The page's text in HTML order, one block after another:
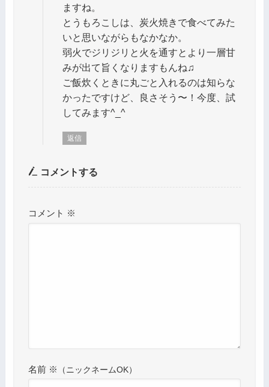
ますね。
とうもろこしは、炭火焼きで食べてみた
いと思いながらもなかなか。
弱火でジリジリと火を通すとより一層甘
みが出て旨くなりますもんね♫
ご飯炊くときに丸ごと入れるのは知らな
かったですけど、良さそう〜！今度、試
してみます^_^
返信
コメントする
コメント ※
名前 ※